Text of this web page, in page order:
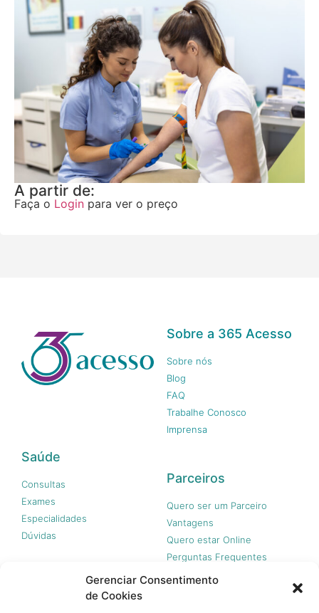
Gerenciar Consentimento
de Cookies
A partir de:
Faça o Login para ver o preço
Sobre a 365 Acesso
Sobre nós
Blog
FAQ
Trabalhe Conosco
Imprensa
Saúde
Consultas
Exames
Especialidades
Dúvidas
Parceiros
Quero ser um Parceiro
Vantagens
Quero estar Online
Perguntas Frequentes